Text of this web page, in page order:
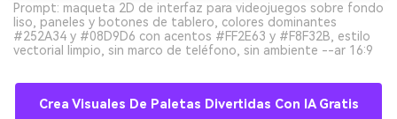
Prompt: maqueta 2D de interfaz para videojuegos sobre fondo
liso, paneles y botones de tablero, colores dominantes
#252A34 y #08D9D6 con acentos #FF2E63 y #F8F32B, estilo
vectorial limpio, sin marco de teléfono, sin ambiente --ar 16:9
Crea Visuales De Paletas Divertidas Con IA Gratis